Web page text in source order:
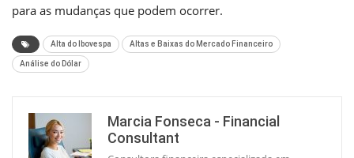
para as mudanças que podem ocorrer.
Alta do Ibovespa Altas e Baixas do Mercado Financeiro
Análise do Dólar
Marcia Fonseca - Financial
Consultant